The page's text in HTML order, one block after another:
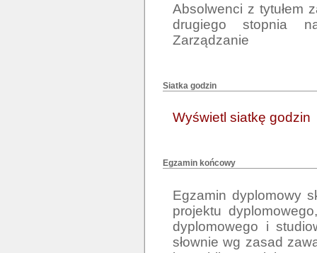
Absolwenci z tytułem
drugiego stopnia
Zarządzanie
Siatka godzin
Wyświetl siatkę godzin
Egzamin końcowy
Egzamin dyplomowy
projektu
dyplomowego i
słownie wg zasad